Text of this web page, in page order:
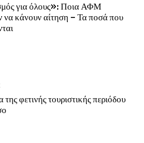
για όλους»: Ποια ΑΦΜ
να κάνουν αίτηση – Τα ποσά που
της φετινής τουριστικής περιόδου